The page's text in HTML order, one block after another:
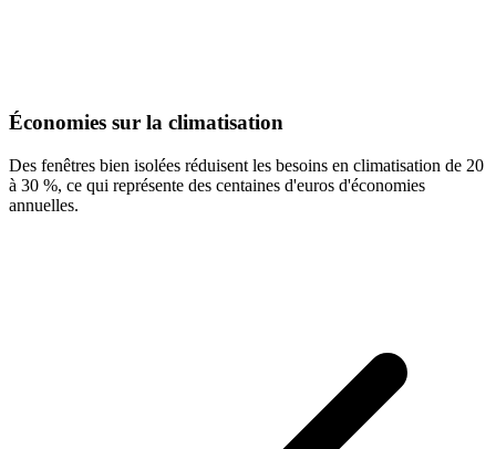
Économies sur la climatisation
Des fenêtres bien isolées réduisent les besoins en climatisation de 20
à 30 %, ce qui représente des centaines d'euros d'économies
annuelles.